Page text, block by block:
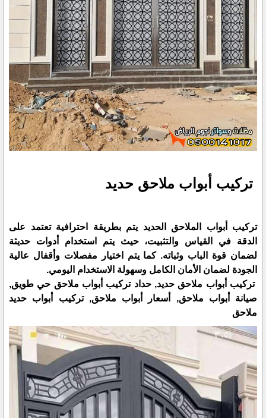
تركيب أبواب ملاحق حديد
تركيب أبواب الملاحق الحديد يتم بطريقة احترافية تعتمد على
الدقة في القياس والتثبيت، حيث يتم استخدام أدوات حديثة
لضمان قوة الباب وثباته. كما يتم اختيار مفصلات وأقفال عالية
الجودة لضمان الأمان الكامل وسهولة الاستخدام اليومي.
تركيب أبواب ملاحق حديد, حداد تركيب أبواب ملاحق حي طويق,
صيانة أبواب ملاحق, أسعار أبواب ملاحق, تركيب أبواب حديد
ملاحق